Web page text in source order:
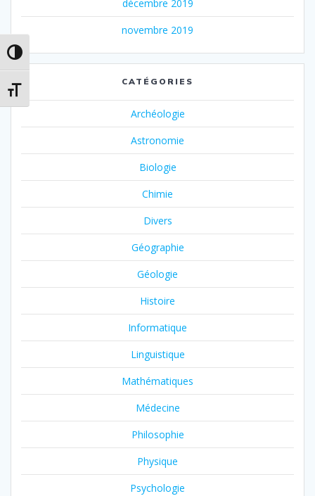
Passer en contraste élevé
Changer la taille de la police
décembre 2019
novembre 2019
CATÉGORIES
Archéologie
Astronomie
Biologie
Chimie
Divers
Géographie
Géologie
Histoire
Informatique
Linguistique
Mathématiques
Médecine
Philosophie
Physique
Psychologie